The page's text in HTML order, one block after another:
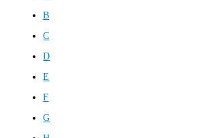
B
C
D
E
F
G